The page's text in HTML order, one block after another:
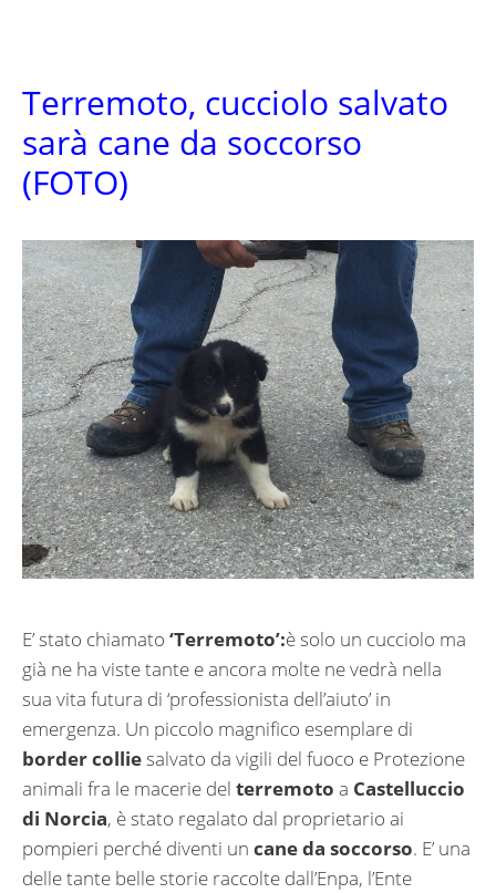
Terremoto, cucciolo salvato
sarà cane da soccorso
(FOTO)
E’ stato chiamato ‘Terremoto’:è solo un cucciolo ma
già ne ha viste tante e ancora molte ne vedrà nella
sua vita futura di ‘professionista dell’aiuto’ in
emergenza. Un piccolo magnifico esemplare di
border colliesalvato da vigili del fuoco e Protezione
animali fra le macerie del terremoto a Castelluccio
di Norcia, è stato regalato dal proprietario ai
pompieri perché diventi un cane da soccorso. E’ una
delle tante belle storie raccolte dall’Enpa, l’Ente